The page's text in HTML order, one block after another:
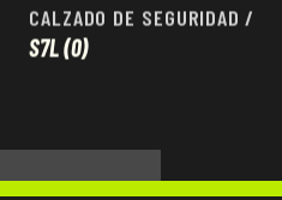
CALZADO DE SEGURIDAD /
S7L(0)